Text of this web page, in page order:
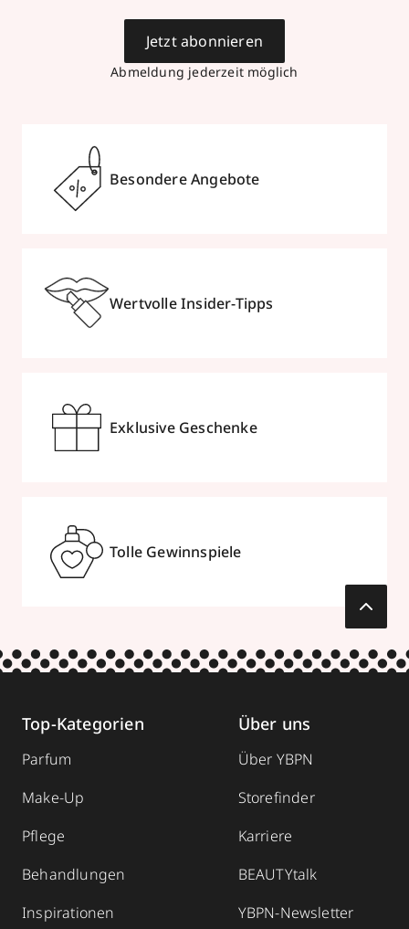
Abmeldung jederzeit möglich
Jetzt abonnieren
Besondere Angebote
Wertvolle Insider-Tipps
Exklusive Geschenke
Tolle Gewinnspiele
Top-Kategorien
Parfum
Make-Up
Pflege
Behandlungen
Inspirationen
Über uns
Über YBPN
Storefinder
Karriere
BEAUTYtalk
YBPN-Newsletter